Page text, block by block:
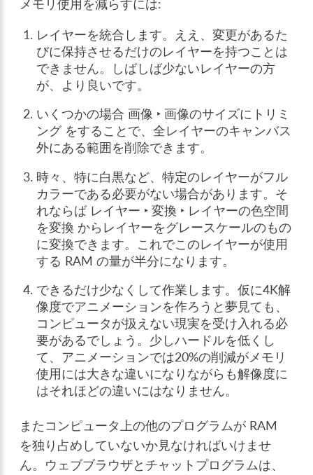
メモリ使用を減らすには:
レイヤーを統合します。ええ、変更があるた
びに保持させるだけのレイヤーを持つことは
できません。しばしば少ないレイヤーの方
が、より良いです。
いくつかの場合 画像 ‣ 画像のサイズにトリミ
ングをすることで、全レイヤーのキャンバス
外にある範囲を削除できます。
時々、特に白黒など、特定のレイヤーがフル
カラーである必要がない場合があります。そ
れならば レイヤー ‣ 変換 ‣ レイヤーの色空間
を変換 からレイヤーをグレースケールのもの
に変換できます。これでこのレイヤーが使用
する RAM の量が半分になります。
できるだけ少なくして作業します。仮に4K解
像度でアニメーションを作ろうと夢見ても、
コンピュータが扱えない現実を受け入れる必
要があるでしょう。少しハードルを低くし
て、アニメーションでは20%の削減がメモリ
使用には大きな違いになりながらも解像度に
はそれほどの違いにはなりません。
またコンピュータ上の他のプログラムが RAM
を独り占めしていないか見なければいけませ
ん。ウェブブラウザとチャットプログラムは、